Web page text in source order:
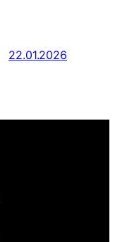
22.01.2026